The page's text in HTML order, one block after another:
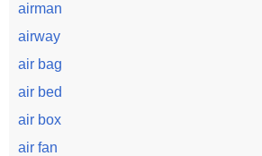
airman
airway
air bag
air bed
air box
air fan